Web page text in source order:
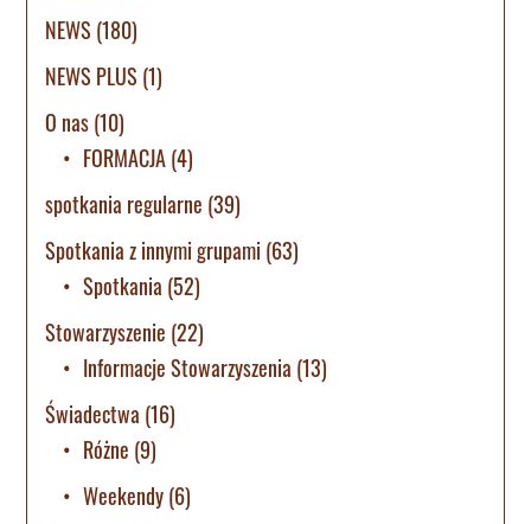
NEWS (180)
NEWS PLUS (1)
O nas(10)
FORMACJA(4)
spotkania regularne (39)
Spotkania z innymi grupami (63)
Spotkania (52)
Stowarzyszenie (22)
Informacje Stowarzyszenia (13)
Świadectwa (16)
Różne (9)
Weekendy(6)